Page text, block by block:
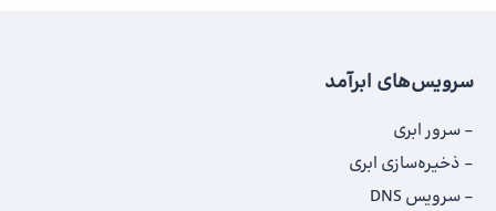
سرویس‌های ابرآمد
سرور ابری
ذخیره‌سازی ابری
سرویس DNS